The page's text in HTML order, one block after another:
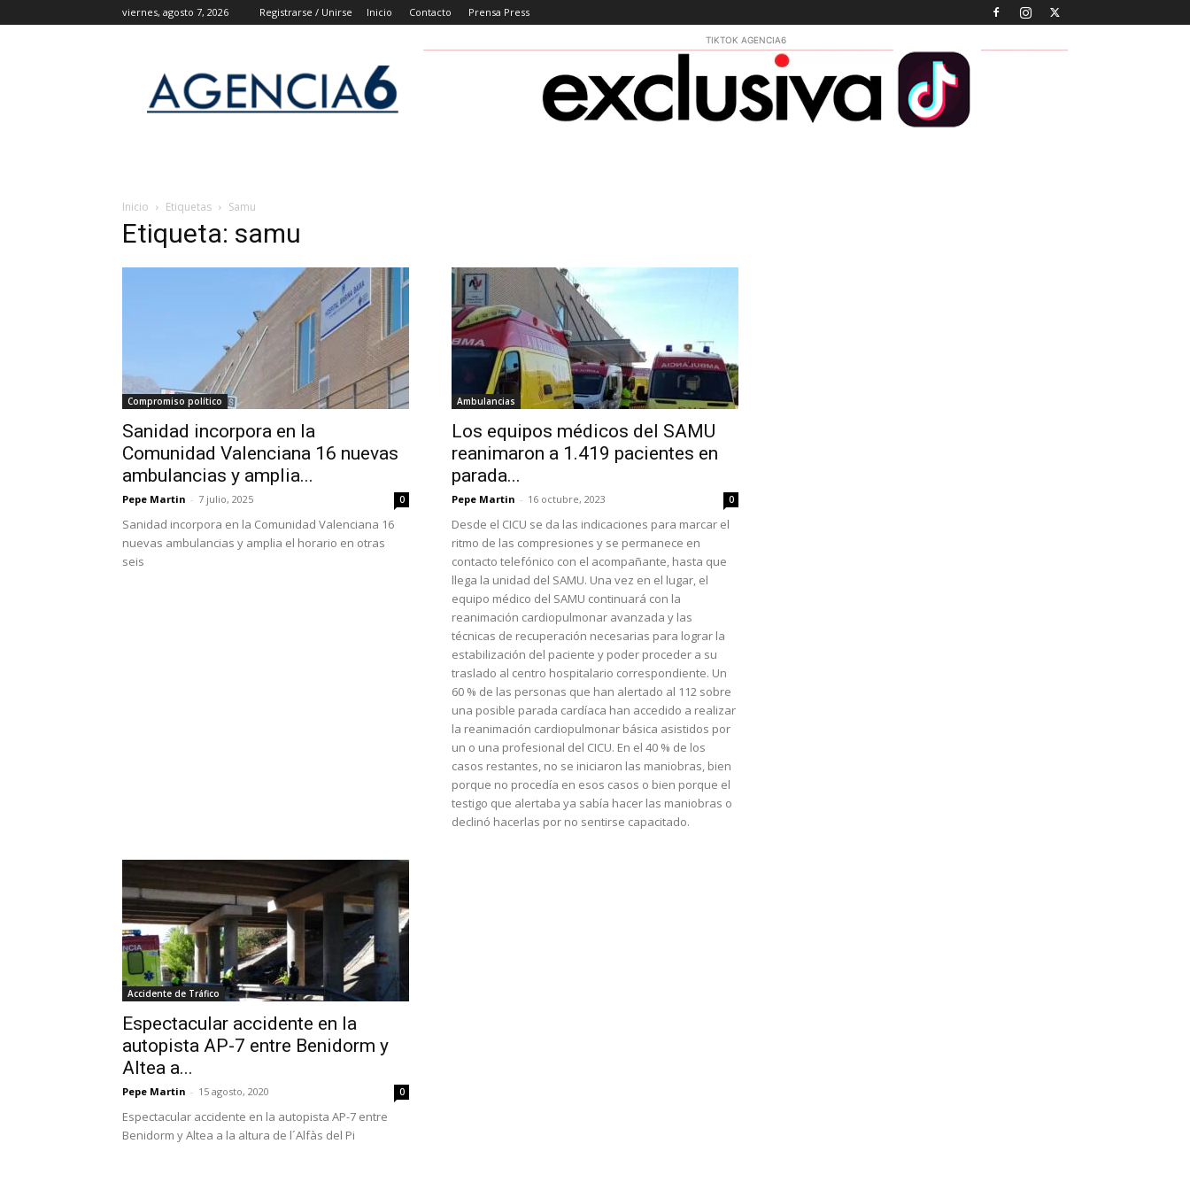
viernes, agosto 7, 2026 Registrarse / Unirse Inicio Contacto Prensa Press
6
Noticias
TIKTOK AGENCIA6
Inicio Etiquetas Samu
Etiqueta: samu
Compromiso político
Sanidad incorpora en la
Comunidad Valenciana 16 nuevas
ambulancias y amplia...
Pepe Martin - 7 julio, 2025 0
Sanidad incorpora en la Comunidad Valenciana 16
nuevas ambulancias y amplia el horario en otras
seis
Ambulancias
Los equipos médicos del SAMU
reanimaron a 1.419 pacientes en
parada...
Pepe Martin - 16 octubre, 2023 0
Desde el CICU se da las indicaciones para marcar el
ritmo de las compresiones y se permanece en
contacto telefónico con el acompañante, hasta que
llega la unidad del SAMU. Una vez en el lugar, el
equipo médico del SAMU continuará con la
reanimación cardiopulmonar avanzada y las
técnicas de recuperación necesarias para lograr la
estabilización del paciente y poder proceder a su
traslado al centro hospitalario correspondiente. Un
60 % de las personas que han alertado al 112 sobre
una posible parada cardíaca han accedido a realizar
la reanimación cardiopulmonar básica asistidos por
un o una profesional del CICU. En el 40 % de los
casos restantes, no se iniciaron las maniobras, bien
porque no procedía en esos casos o bien porque el
testigo que alertaba ya sabía hacer las maniobras o
declinó hacerlas por no sentirse capacitado.
Accidente de Tráfico
Espectacular accidente en la
autopista AP-7 entre Benidorm y
Altea a...
Pepe Martin - 15 agosto, 2020 0
Espectacular accidente en la autopista AP-7 entre
Benidorm y Altea a la altura de l´Alfàs del Pi